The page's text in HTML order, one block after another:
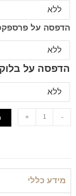
הדפסה על
הדפסה על
-
+
מידע כללי